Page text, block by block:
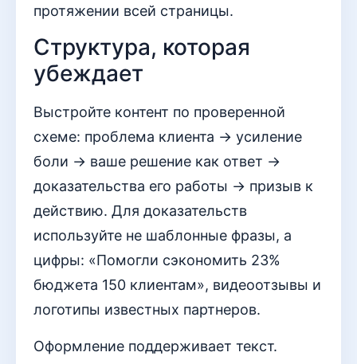
протяжении всей страницы.
Структура, которая
убеждает
Выстройте контент по проверенной
схеме: проблема клиента → усиление
боли → ваше решение как ответ →
доказательства его работы → призыв к
действию. Для доказательств
используйте не шаблонные фразы, а
цифры: «Помогли сэкономить 23%
бюджета 150 клиентам», видеоотзывы и
логотипы известных партнеров.
Оформление поддерживает текст.